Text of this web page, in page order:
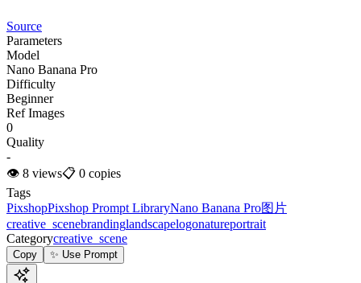
Source
Parameters
Model
Nano Banana Pro
Difficulty
Beginner
Ref Images
0
Quality
-
👁 8 views📋 0 copies
Tags
PixshopPixshop Prompt LibraryNano Banana Pro图片
creative_scenebrandinglandscapelogonatureportrait
Categorycreative_scene
Copy ✨ Use Prompt